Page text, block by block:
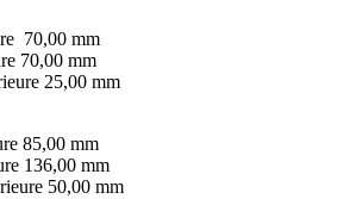
70,00 mm
70,00 mm
25,00 mm
85,00 mm
136,00 mm
50,00 mm